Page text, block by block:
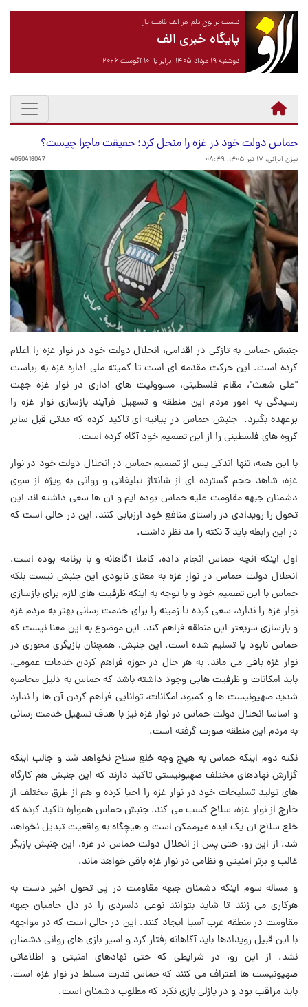
نیست بر لوح دلم جز الف قامت یار
پایگاه خبری الف
دوشنبه ۱۹ مرداد ۱۴۰۵ برابر با ۱۰ آگوست ۲۰۲۶
حماس دولت خود در غزه را منحل کرد؛ حقیقت ماجرا چیست؟
بیژن ایرانی، ۱۷ تیر ۱۴۰۵، ۰۸:۴۹ 4050416047
جنبش حماس به تازگی در اقدامی، انحلال دولت خود در نوار غزه را اعلام
کرده است. این حرکت مقدمه ای است تا کمیته ملی اداره غزه به ریاست
"علی شعث"، مقام فلسطینی، مسوولیت های اداری در نوار غزه جهت
رسیدگی به امور مردم این منطقه و تسهیل فرآیند بازسازی نوار غزه را
برعهده بگیرد. جنبش حماس در بیانیه ای تاکید کرده که مدتی قبل سایر
گروه های فلسطینی را از این تصمیم خود آگاه کرده است.
با این همه، تنها اندکی پس از تصمیم حماس در انحلال دولت خود در نوار
غزه، شاهد حجم گسترده ای از شانتاژ تبلیغاتی و روانی به ویژه از سوی
دشمنان جبهه مقاومت علیه حماس بوده ایم و آن ها سعی داشته اند این
تحول را رویدادی در راستای منافع خود ارزیابی کنند. این در حالی است که
در این رابطه باید 3 نکته را مد نظر داشت.
اول اینکه آنچه حماس انجام داده، کاملا آگاهانه و با برنامه بوده است.
انحلال دولت حماس در نوار غزه به معنای نابودی این جنبش نیست بلکه
حماس با این تصمیم خود و با توجه به اینکه ظرفیت های لازم برای بازسازی
نوار غزه را ندارد، سعی کرده تا زمینه را برای خدمت رسانی بهتر به مردم غزه
و بازسازی سریعتر این منطقه فراهم کند. این موضوع به این معنا نیست که
حماس نابود یا تسلیم شده است. این جنبش، همچنان بازیگری محوری در
نوار غزه باقی می ماند. به هر حال در حوزه فراهم کردن خدمات عمومی،
باید امکانات و ظرفیت هایی وجود داشته باشد که حماس به دلیل محاصره
شدید صهیونیست ها و کمبود امکانات، توانایی فراهم کردن آن ها را ندارد
و اساسا انحلال دولت حماس در نوار غزه نیز با هدف تسهیل خدمت رسانی
به مردم این منطقه صورت گرفته است.
نکته دوم اینکه حماس به هیچ وجه خلع سلاح نخواهد شد و جالب اینکه
گزارش نهادهای مختلف صهیونیستی تاکید دارند که این جنبش هم کارگاه
های تولید تسلیحات خود در نوار غزه را احیا کرده و هم از طرق مختلف از
خارج از نوار غزه، سلاح کسب می کند. جنبش حماس همواره تاکید کرده که
خلع سلاح آن یک ایده غیرممکن است و هیچگاه به واقعیت تبدیل نخواهد
شد. از این رو، حتی پس از انحلال دولت حماس در غزه، این جنبش بازیگر
غالب و برتر امنیتی و نظامی در نوار غزه باقی خواهد ماند.
و مساله سوم اینکه دشمنان جبهه مقاومت در پی تحول اخیر دست به
هرکاری می زنند تا شاید بتوانند نوعی دلسردی را در دل حامیان جبهه
مقاومت در منطقه غرب آسیا ایجاد کنند. این در حالی است که در مواجهه
با این قبیل رویدادها باید آگاهانه رفتار کرد و اسیر بازی های روانی دشمنان
نشد. از این رو، در شرایطی که حتی نهادهای امنیتی و اطلاعاتی
صهیونیست ها اعتراف می کنند که حماس قدرت مسلط در نوار غزه است،
باید مراقب بود و در پازلی بازی نکرد که مطلوب دشمنان است.